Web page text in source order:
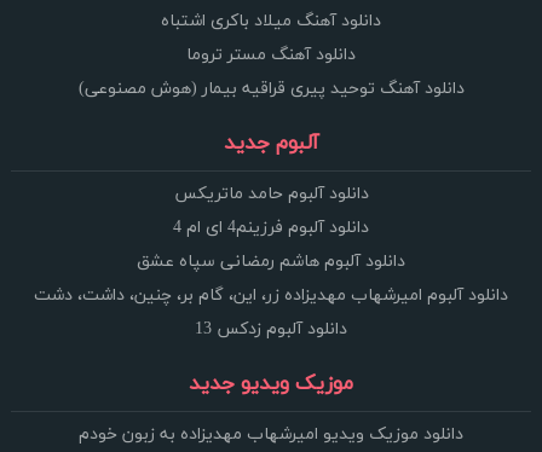
دانلود آهنگ میلاد باکری اشتباه
دانلود آهنگ مستر تروما
دانلود آهنگ توحید پیری قراقیه بیمار (هوش مصنوعی)
آلبوم جدید
دانلود آلبوم حامد ماتریکس
دانلود آلبوم فرزینم4 ای ام 4
دانلود آلبوم هاشم رمضانی سپاه عشق
دانلود آلبوم امیرشهاب مهدیزاده زر، این، گام بر، چنین، داشت، دشت
دانلود آلبوم زدکس 13
موزیک ویدیو جدید
دانلود موزیک ویدیو امیرشهاب مهدیزاده به زبون خودم